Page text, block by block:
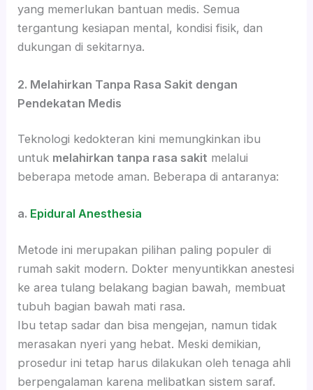
yang memerlukan bantuan medis. Semua
tergantung kesiapan mental, kondisi fisik, dan
dukungan di sekitarnya.
2. Melahirkan Tanpa Rasa Sakit dengan
Pendekatan Medis
Teknologi kedokteran kini memungkinkan ibu
untuk melahirkan tanpa rasa sakit melalui
beberapa metode aman. Beberapa di antaranya:
a. Epidural Anesthesia
Metode ini merupakan pilihan paling populer di
rumah sakit modern. Dokter menyuntikkan anestesi
ke area tulang belakang bagian bawah, membuat
tubuh bagian bawah mati rasa.
Ibu tetap sadar dan bisa mengejan, namun tidak
merasakan nyeri yang hebat. Meski demikian,
prosedur ini tetap harus dilakukan oleh tenaga ahli
berpengalaman karena melibatkan sistem saraf.